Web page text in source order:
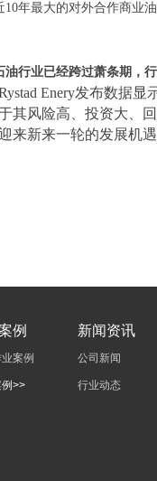
年最大的对外合作商业
行业已经跨过萧条期，
Enery发布数据显
其风险高、投资大、
来新来一轮的发展机
例
案例
>>
新闻资讯
公司新闻
行业动态